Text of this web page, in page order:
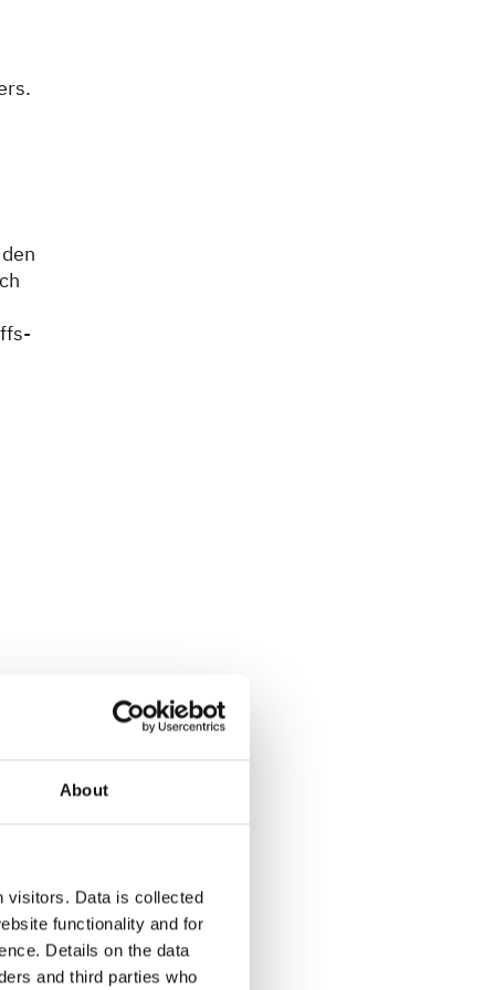
About
visitors. Data is collected
functionality and for
Details on the data
and third parties who